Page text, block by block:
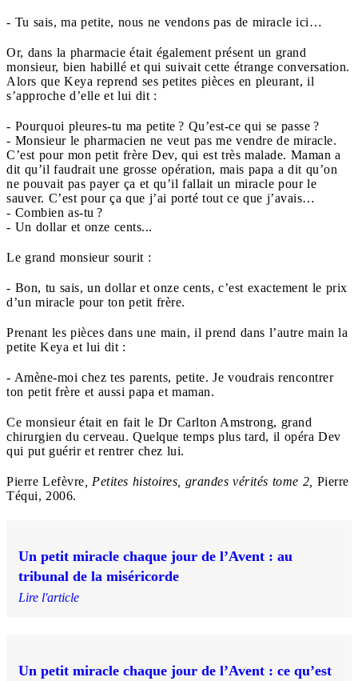
- Tu sais, ma petite, nous ne vendons pas de miracle ici…
Or, dans la pharmacie était également présent un grand
monsieur, bien habillé et qui suivait cette étrange conversation.
Alors que Keya reprend ses petites pièces en pleurant, il
s’approche d’elle et lui dit :
- Pourquoi pleures-tu ma petite ? Qu’est-ce qui se passe ?
- Monsieur le pharmacien ne veut pas me vendre de miracle.
C’est pour mon petit frère Dev, qui est très malade. Maman a
dit qu’il faudrait une grosse opération, mais papa a dit qu’on
ne pouvait pas payer ça et qu’il fallait un miracle pour le
sauver. C’est pour ça que j’ai porté tout ce que j’avais…
- Combien as-tu ?
- Un dollar et onze cents...
Le grand monsieur sourit :
- Bon, tu sais, un dollar et onze cents, c’est exactement le prix
d’un miracle pour ton petit frère.
Prenant les pièces dans une main, il prend dans l’autre main la
petite Keya et lui dit :
- Amène-moi chez tes parents, petite. Je voudrais rencontrer
ton petit frère et aussi papa et maman.
Ce monsieur était en fait le Dr Carlton Amstrong, grand
chirurgien du cerveau. Quelque temps plus tard, il opéra Dev
qui put guérir et rentrer chez lui.
Pierre Lefèvre , Petites histoires, grandes vérités tome 2, Pierre
Téqui, 2006.
Un petit miracle chaque jour de l’Avent : au
tribunal de la miséricorde
Lire l'article
Un petit miracle chaque jour de l’Avent : ce qu’est